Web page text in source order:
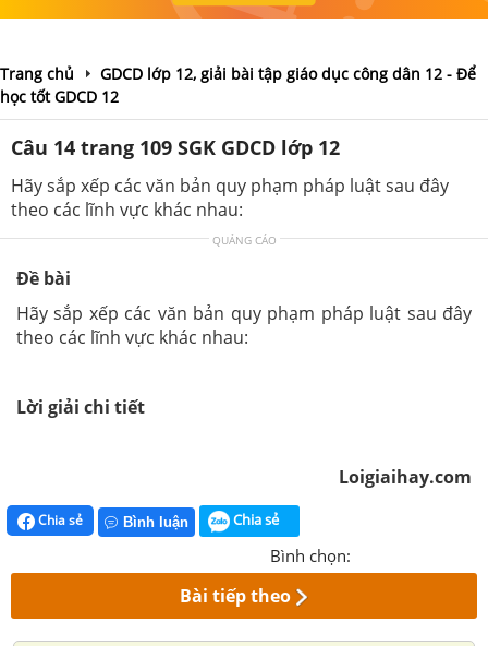
Trang chủ
GDCD lớp 12, giải bài tập giáo dục công dân 12 - Để
học tốt GDCD 12
Câu 14 trang 109 SGK GDCD lớp 12
Hãy sắp xếp các văn bản quy phạm pháp luật sau đây
theo các lĩnh vực khác nhau:
QUẢNG CÁO
Đề bài
Hãy sắp xếp các văn bản quy phạm pháp luật sau đây
theo các lĩnh vực khác nhau:
Lời giải chi tiết
Loigiaihay.com
Chia sẻ Bình luận Chia sẻ
Bình chọn:
Bài tiếp theo